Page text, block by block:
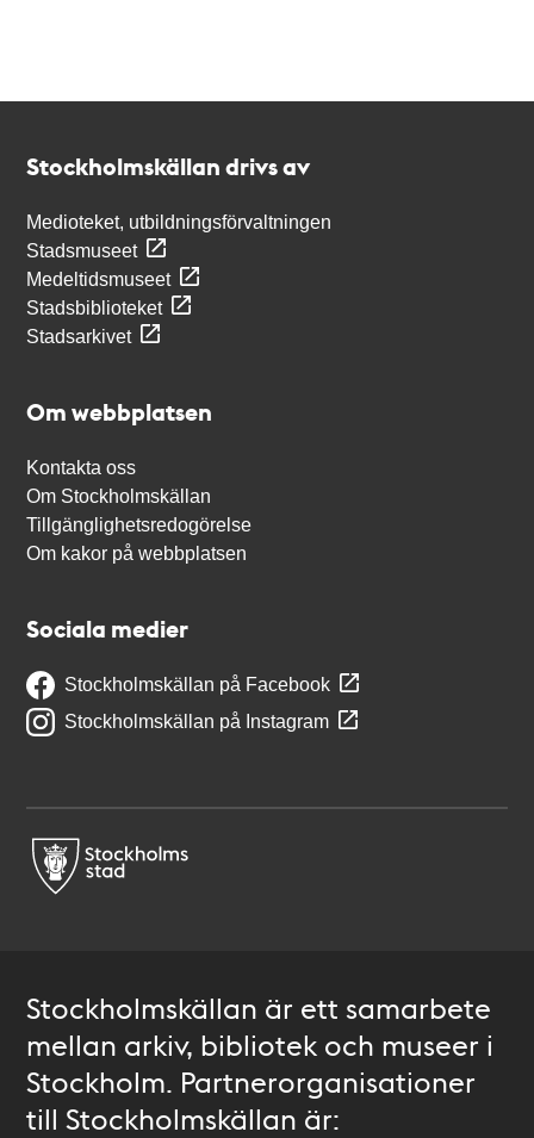
Stockholmskällan drivs av
Medioteket, utbildningsförvaltningen
Stadsmuseet
Medeltidsmuseet
Stadsbiblioteket
Stadsarkivet
Om webbplatsen
Kontakta oss
Om Stockholmskällan
Tillgänglighetsredogörelse
Om kakor på webbplatsen
Sociala medier
Stockholmskällan på Facebook
Stockholmskällan på Instagram
Stockholmskällan är ett samarbete
mellan arkiv, bibliotek och museer i
Stockholm. Partnerorganisationer
till Stockholmskällan är: